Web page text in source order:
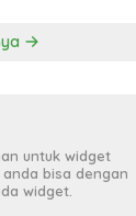
untuk widget
bisa dengan
widget.